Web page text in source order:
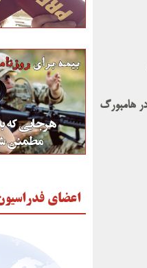
اعضای